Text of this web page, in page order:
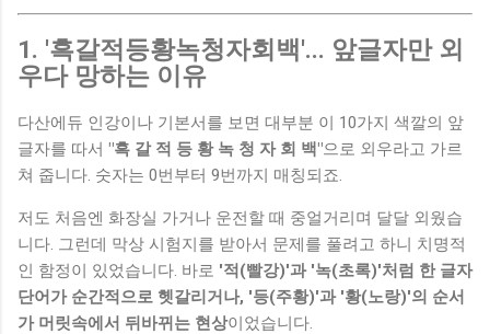
1. '흑갈적등황녹청자회백'... 앞글자만 외
우다 망하는 이유
다산에듀 인강이나 기본서를 보면 대부분 이 10가지 색깔의 앞
글자를 따서 "흑 갈 적 등 황 녹 청 자 회 백"으로 외우라고 가르
쳐 줍니다. 숫자는 0번부터 9번까지 매칭되죠.
저도 처음엔 화장실 가거나 운전할 때 중얼거리며 달달 외웠습
니다. 그런데 막상 시험지를 받아서 문제를 풀려고 하니 치명적
인 함정이 있었습니다. 바로 '적(빨강)'과 '녹(초록)'처럼 한 글자
단어가 순간적으로 헷갈리거나, '등(주황)'과 '황(노랑)'의 순서
가 머릿속에서 뒤바뀌는 현상이었습니다.